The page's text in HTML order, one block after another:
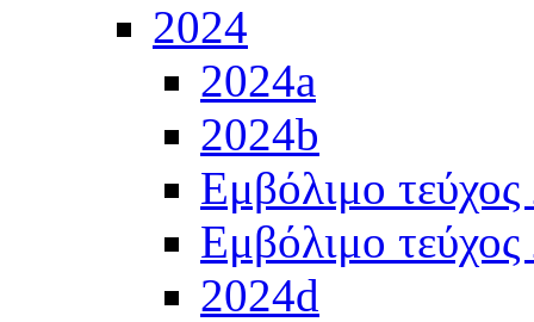
2024
2024a
2024b
Εμβόλιμο
Εμβόλιμο
2024d